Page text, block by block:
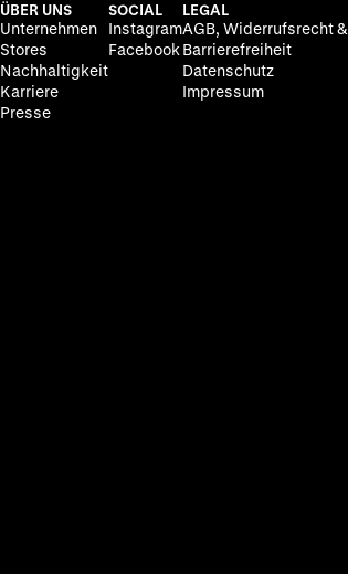
ÜBER UNS
Unternehmen
Stores
Nachhaltigkeit
Karriere
Presse
SOCIAL
Instagram
Facebook
LEGAL
AGB, Widerrufsrecht &
Barrierefreiheit
Datenschutz
Impressum